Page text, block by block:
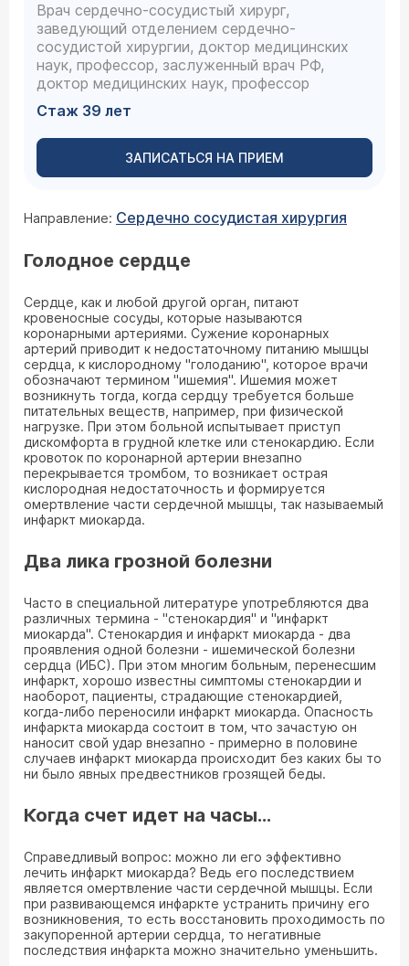
Врач сердечно-сосудистый хирург,
заведующий отделением сердечно-
сосудистой хирургии, доктор медицинских
наук, профессор, заслуженный врач РФ,
доктор медицинских наук, профессор
Стаж 39 лет
ЗАПИСАТЬСЯ НА ПРИЕМ
Направление: Сердечно сосудистая хирургия
Голодное сердце
Сердце, как и любой другой орган, питают
кровеносные сосуды, которые называются
коронарными артериями. Сужение коронарных
артерий приводит к недостаточному питанию мышцы
сердца, к кислородному "голоданию", которое врачи
обозначают термином "ишемия". Ишемия может
возникнуть тогда, когда сердцу требуется больше
питательных веществ, например, при физической
нагрузке. При этом больной испытывает приступ
дискомфорта в грудной клетке или стенокардию. Если
кровоток по коронарной артерии внезапно
перекрывается тромбом, то возникает острая
кислородная недостаточность и формируется
омертвление части сердечной мышцы, так называемый
инфаркт миокарда.
Два лика грозной болезни
Часто в специальной литературе употребляются два
различных термина - "стенокардия" и "инфаркт
миокарда". Стенокардия и инфаркт миокарда - два
проявления одной болезни - ишемической болезни
сердца (ИБС). При этом многим больным, перенесшим
инфаркт, хорошо известны симптомы стенокардии и
наоборот, пациенты, страдающие стенокардией,
когда-либо переносили инфаркт миокарда. Опасность
инфаркта миокарда состоит в том, что зачастую он
наносит свой удар внезапно - примерно в половине
случаев инфаркт миокарда происходит без каких бы то
ни было явных предвестников грозящей беды.
Когда счет идет на часы...
Справедливый вопрос: можно ли его эффективно
лечить инфаркт миокарда? Ведь его последствием
является омертвление части сердечной мышцы. Если
при развивающемся инфаркте устранить причину его
возникновения, то есть восстановить проходимость по
закупоренной артерии сердца, то негативные
последствия инфаркта можно значительно уменьшить.